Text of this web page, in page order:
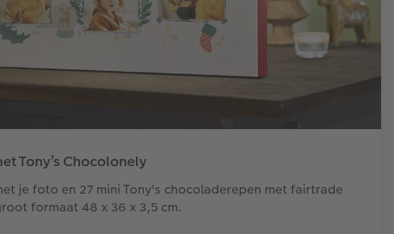
Tony’s Chocolonely
je foto en 27 mini Tony's chocoladerepen met fairtrade
formaat 48 x 36 x 3,5 cm.